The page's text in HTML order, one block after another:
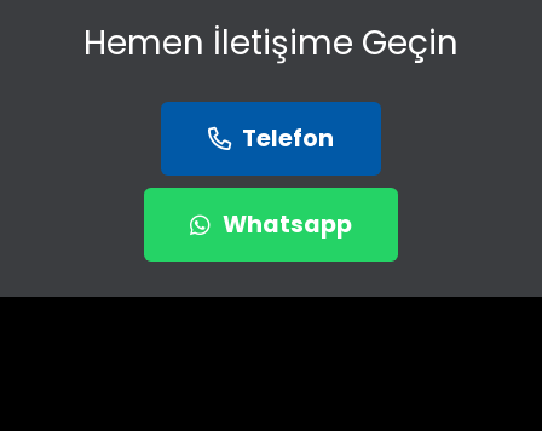
Hemen İletişime Geçin
Telefon
Whatsapp